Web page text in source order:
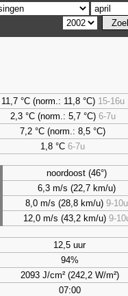
11,7 °C (norm.: 11,8 °C) 15-16u
2,3°C (norm.: 5,7 °C) 6-7u
7,2 °C (norm.: 8,5 °C)
1,8 °C 6-7u
noordoost (46°)
6,3 m/s (22,7 km/u)
8,0 m/s (28,8 km/u) 9-10u
12,0 m/s (43,2 km/u) 9-
12,5 uur
94%
2093 J/cm² (242,2 W/m²)
07:00